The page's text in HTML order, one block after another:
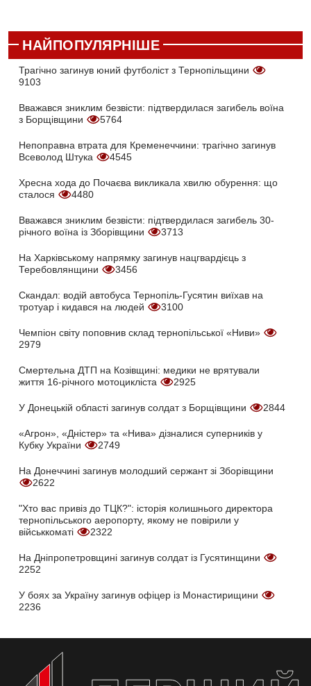
НАЙПОПУЛЯРНІШЕ
Трагічно загинув юний футболіст з Тернопільщини
9103
Вважався зниклим безвісти: підтвердилася загибель воїна
з Борщівщини
5764
Непоправна втрата для Кременеччини: трагічно загинув
Всеволод Штука
4545
Хресна хода до Почаєва викликала хвилю обурення: що
сталося
4480
Вважався зниклим безвісти: підтвердилася загибель 30-
річного воїна із Зборівщини
3713
На Харківському напрямку загинув нацгвардієць з
Теребовлянщини
3456
Скандал: водій автобуса Тернопіль-Гусятин виїхав на
тротуар і кидався на людей
3100
Чемпіон світу поповнив склад тернопільської «Ниви»
2979
Смертельна ДТП на Козівщині: медики не врятували
життя 16-річного мотоцикліста
2925
У Донецькій області загинув солдат з Борщівщини 2844
«Агрон», «Дністер» та «Нива» дізналися суперників у
Кубку України
2749
На Донеччині загинув молодший сержант зі Зборівщини
2622
"Хто вас привіз до ТЦК?": історія колишнього директора
тернопільського аеропорту, якому не повірили у
військкоматі
2322
На Дніпропетровщині загинув солдат із Гусятинщини
2252
У боях за Україну загинув офіцер із Монастирищини
2236